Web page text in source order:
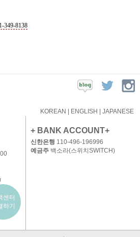
349-8138
KOREAN ENGLISH JAPANESE
센터
하기
+ BANK ACCOUNT+
신한은행 110-496-196996
예금주백소라(스위치SWITCH)